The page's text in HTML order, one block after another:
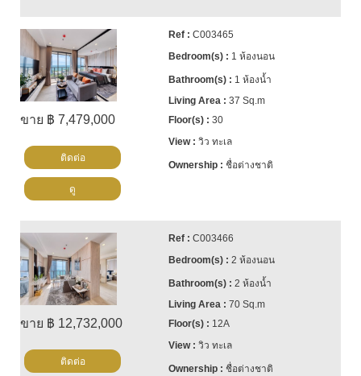
ขาย ฿ 7,479,000
C003465
1 ห้องนอน
1 ห้องน้ำ
37 Sq.m
30
วิว ทะเล
ชื่อต่างชาติ
ติดต่อ
ดู
ขาย ฿ 12,732,000
C003466
2 ห้องนอน
2 ห้องน้ำ
70 Sq.m
12A
วิว ทะเล
ชื่อต่างชาติ
ติดต่อ